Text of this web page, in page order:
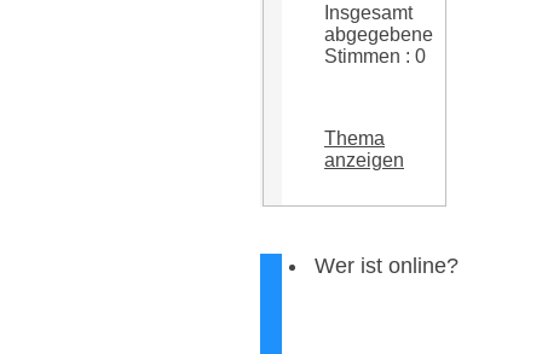
Insgesamt
abgegebene
Stimmen : 0
Thema
anzeigen
Wer ist online?